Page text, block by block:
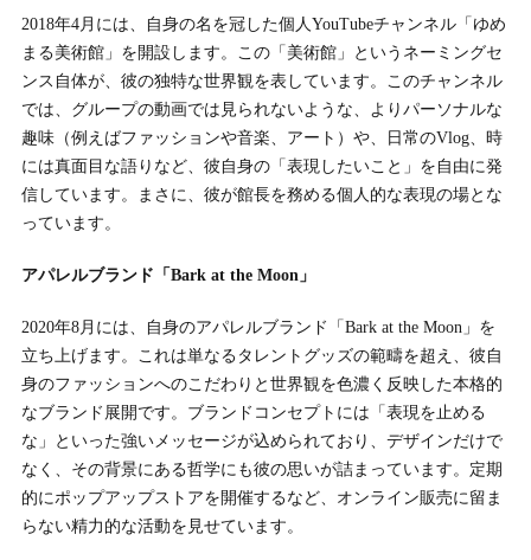
2018年4月には、自身の名を冠した個人YouTubeチャンネル「ゆめ
まる美術館」を開設します。この「美術館」というネーミングセ
ンス自体が、彼の独特な世界観を表しています。このチャンネル
では、グループの動画では見られないような、よりパーソナルな
趣味（例えばファッションや音楽、アート）や、日常のVlog、時
には真面目な語りなど、彼自身の「表現したいこと」を自由に発
信しています。まさに、彼が館長を務める個人的な表現の場とな
っています。
アパレルブランド「Bark at the Moon」
2020年8月には、自身のアパレルブランド「Bark at the Moon」を
立ち上げます。これは単なるタレントグッズの範疇を超え、彼自
身のファッションへのこだわりと世界観を色濃く反映した本格的
なブランド展開です。ブランドコンセプトには「表現を止める
な」といった強いメッセージが込められており、デザインだけで
なく、その背景にある哲学にも彼の思いが詰まっています。定期
的にポップアップストアを開催するなど、オンライン販売に留ま
らない精力的な活動を見せています。